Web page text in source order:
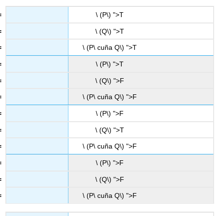
\ (P\) ">T
\ (Q\) ">T
\ (P\ cuña Q\) ">T
\ (P\) ">T
\ (Q\) ">F
\ (P\ cuña Q\) ">F
\ (P\) ">F
\ (Q\) ">T
\ (P\ cuña Q\) ">F
\ (P\) ">F
\ (Q\) ">F
\ (P\ cuña Q\) ">F